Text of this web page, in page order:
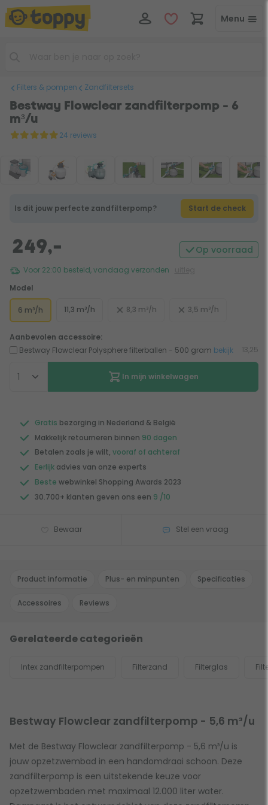
Menu
Filters & pompen Zandfiltersets
Bestway Flowclear zandfilterpomp - 6
m³/u
24 reviews
Is dit jouw perfecte zandfilterpomp? Start de check
249,- Op voorraad
Voor 22:00 besteld, vandaag verzonden
Model
6 m³/h 11,3 m³/h 8,3 m³/h 3,5 m³/h
Aanbevolen accessoire:
Bestway Flowclear Polysphere filterballen - 500 gram bekijk 13,25
In mijn winkelwagen
Gratis bezorging in Nederland & België
Makkelijk retourneren binnen 90 dagen
Betalen zoals je wilt, vooraf of achteraf
Eerlijk advies van onze experts
Beste webwinkel Shopping Awards 2023
30.700+ klanten geven ons een 9 /10
Bewaar Stel een vraag
Product informatie Plus- en minpunten Specificaties
Accessoires Reviews
Gerelateerde categorieën
Intex zandfilterpompen Filterzand Filterglas
Bestway Flowclear zandfilterpomp - 5,6 m³/u
Met de Bestway Flowclear zandfilterpomp - 5,6 m³/u is
jouw opzetzwembad in een handomdraai schoon. Deze
zandfilterpomp is een uitstekende keuze voor
opzetzwembaden met maximaal 12.000 liter water.